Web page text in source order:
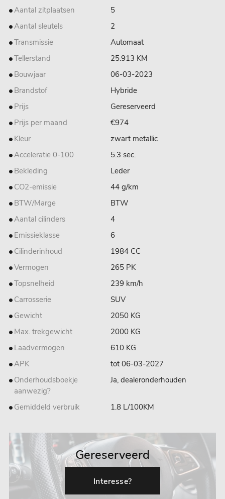
Aantal zitplaatsen
5
Aantal sleutels
2
Transmissie
Automaat
Tellerstand
25.913 KM
Bouwjaar
06-03-2023
Brandstof
Hybride
Prijs
Gereserveerd
Prijs per maand
€974
Kleur
zwart metallic
Acceleratie 0-100
5.3 sec.
Bekleding
Leder
CO2-emissie
44 g/km
BTW/Marge
BTW
Aantal cilinders
4
Emissieklasse
6
Cilinderinhoud
1984 CC
Vermogen
265 PK
Topsnelheid
239 km/h
Carrosserie
SUV
Gewicht
2050 KG
Max. trekgewicht
2000 KG
Laadvermogen
610 KG
APK
tot 06-03-2027
Onderhoudsboekje
aanwezig?
Ja, dealeronderhouden
Gemiddeld verbruik 1.8 L/100KM
Gereserveerd
Interesse?